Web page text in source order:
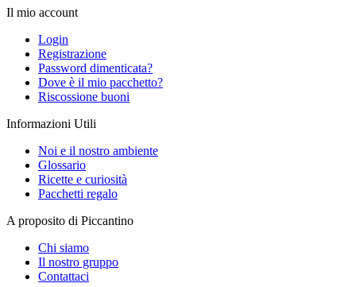
Il mio account
Login
Registrazione
Password dimenticata?
Dove è il mio pacchetto?
Riscossione buoni
Informazioni Utili
Noi e il nostro ambiente
Glossario
Ricette e curiosità
Pacchetti regalo
A proposito di Piccantino
Chi siamo
Il nostro gruppo
Contattaci